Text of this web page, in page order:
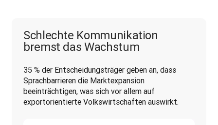
Schlechte Kommunikation
bremst das Wachstum
35 % der Entscheidungsträger geben an, dass
Sprachbarrieren die Marktexpansion
beeinträchtigen, was sich vor allem auf
exportorientierte Volkswirtschaften auswirkt.